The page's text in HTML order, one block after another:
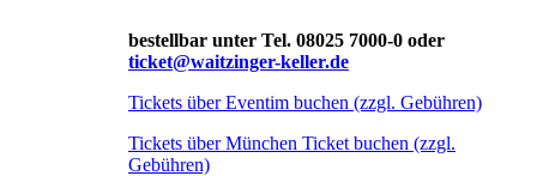
bestellbar unter Tel. 08025 7000-0 oder
ticket@waitzinger-keller.de
Tickets über Eventim buchen (zzgl. Gebühren)
Tickets über München Ticket buchen (zzgl.
Gebühren)